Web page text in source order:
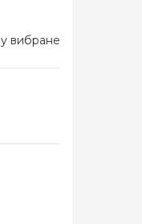
у вибране